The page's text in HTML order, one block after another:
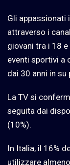
Gli
attraverso i
giovani tra i 18
eventi sportivi a
dai 30 anni in
La TV si
seguita dai
(10%).
In Italia, il 16%
utilizzare